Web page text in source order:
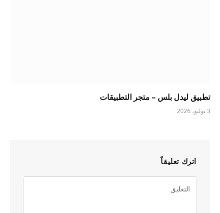
تطبيق ليدل بلس – متجر التطبيقات
3 يوليو، 2026
اترك تعليقاً